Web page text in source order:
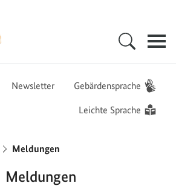
für Migration und Flüchtlinge
Newsletter Gebärdensprache
Leichte Sprache
Meldungen
Meldungen